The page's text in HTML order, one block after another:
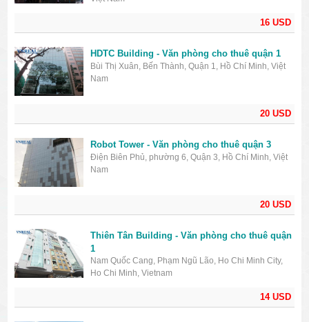
16 USD
20 USD
HDTC Building - Văn phòng cho thuê quận 1
Bùi Thị Xuân, Bến Thành, Quận 1, Hồ Chí Minh, Việt
Nam
20 USD
Robot Tower - Văn phòng cho thuê quận 3
Điện Biên Phủ, phường 6, Quận 3, Hồ Chí Minh, Việt
Nam
14 USD
Thiên Tân Building - Văn phòng cho thuê quận
1
Nam Quốc Cang, Phạm Ngũ Lão, Ho Chi Minh City,
Ho Chi Minh, Vietnam